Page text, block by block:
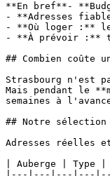
**En bref**-
- **Adresses
- **Où loger :**
- **À prévoir :**
## Combien
Strasbourg n'est
Mais pendant le
semaines à
## Notre sélection
Adresses réelles
| Auberge |